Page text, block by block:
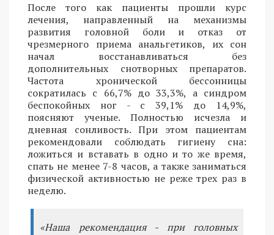
После того как пациенты прошли курс
лечения, направленный на механизмы
развития головной боли и отказ от
чрезмерного приема анальгетиков, их сон
начал восстанавливаться без
дополнительных снотворных препаратов.
Частота хронической бессонницы
сократилась с 66,7% до 33,3%, а синдром
беспокойных ног - с 39,1% до 14,9%,
поясняют ученые. Полностью исчезла и
дневная сонливость. При этом пациентам
рекомендовали соблюдать гигиену сна:
ложиться и вставать в одно и то же время,
спать не менее 7-8 часов, а также заниматься
физической активностью не реже трех раз в
неделю.
«Наша рекомендация - при головных